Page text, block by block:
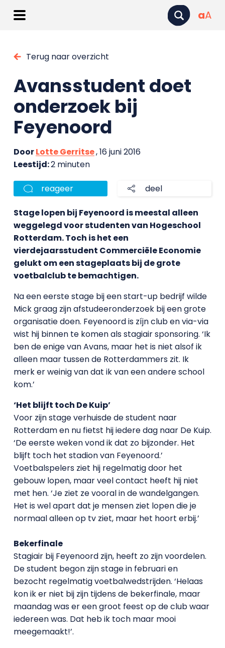
aA
Terug naar overzicht
Avansstudent doet
onderzoek bij
Feyenoord
DoorLotte Gerritse, 16 juni 2016
Leestijd:2 minuten
reageer deel
Stage lopen bij Feyenoord is meestal alleen
weggelegd voor studenten van Hogeschool
Rotterdam. Toch is het een
vierdejaarsstudent Commerciële Economie
gelukt om een stageplaats bij de grote
voetbalclub te bemachtigen.
Na een eerste stage bij een start-up bedrijf wilde
Mick graag zijn afstudeeronderzoek bij een grote
organisatie doen. Feyenoord is zíjn club en via-via
wist hij binnen te komen als stagiair sponsoring. ‘Ik
ben de enige van Avans, maar het is niet alsof ik
alleen maar tussen de Rotterdammers zit. Ik
merk er weinig van dat ik van een andere school
kom.’
‘Het blijft toch De Kuip’
Voor zijn stage verhuisde de student naar
Rotterdam en nu fietst hij iedere dag naar De Kuip.
‘De eerste weken vond ik dat zo bijzonder. Het
blijft toch het stadion van Feyenoord.’
Voetbalspelers ziet hij regelmatig door het
gebouw lopen, maar veel contact heeft hij niet
met hen. ‘Je ziet ze vooral in de wandelgangen.
Het is wel apart dat je mensen ziet lopen die je
normaal alleen op tv ziet, maar het hoort erbij.’
Bekerfinale
Stagiair bij Feyenoord zijn, heeft zo zijn voordelen.
De student begon zijn stage in februari en
bezocht regelmatig voetbalwedstrijden. ‘Helaas
kon ik er niet bij zijn tijdens de bekerfinale, maar
maandag was er een groot feest op de club waar
iedereen was. Dat heb ik toch maar mooi
meegemaakt!’.